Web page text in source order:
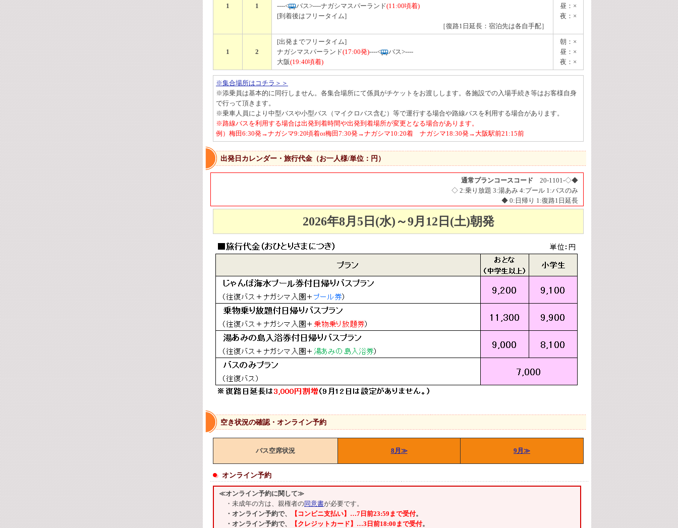
1 1 ----< バス>----ナガシマスパーランド(11:00頃着)
[到着後はフリータイム]
［復路1日延長：宿泊先は各自手配］
昼：×
夜：×
1 2
[出発までフリータイム]
ナガシマスパーランド(17:00発)----<
バス>----
大阪(19:40頃着)
朝：×
昼：×
夜：×
※集合場所はコチラ＞＞
※添乗員は基本的に同行しません。各集合場所にて係員がチケットをお渡しします。各施設での入場手続き等はお客様自身
で行って頂きます。
※乗車人員により中型バスや小型バス（マイクロバス含む）等で運行する場合や路線バスを利用する場合があります。
※路線バスを利用する場合は出発到着時間や出発到着場所が変更となる場合があります。
例）梅田6:30発→ナガシマ9:20頃着or梅田7:30発→ナガシマ10:20着 ナガシマ18:30発→大阪駅前21:15前
出発日カレンダー・旅行代金（お一人様/単位：円）
通常プランコースコード 20-1101-◇◆
◇ 2:乗り放題 3:湯あみ 4:プール 1:バスのみ
◆ 0:日帰り 1:復路1日延長
2026年8月5日(水)～9月12日(土)朝発
空き状況の確認・オンライン予約
バス空席状況 8月≫ 9月≫
オンライン予約
≪オンライン予約に関して≫
・未成年の方は、親権者の同意書が必要です。
・ オンライン予約で、 【コンビニ支払い】…7日前23:59 まで受付。
・オンライン予約で、
【クレジットカード】…3日前18:00 まで受付。